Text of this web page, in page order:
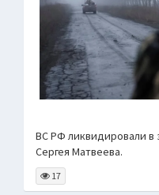
ВС РФ ликвидировали в
Сергея Матвеева.
17